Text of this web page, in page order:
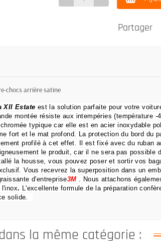
Partager
chocs arrière satine
XII Estate est la solution parfaite pour votre
montée résiste aux intempéries (température -
typique car elle est en acier inoxydable
fort et le mat profond. La protection du bord du
profilé à cet effet.
Il est fixé avec du ruban
le produit, car il ne sera pas possible
la housse, vous pouvez poser et sortir vos
Vous recevrez la superposition dans un
d'entreprise3M . Nous attachons
l'inox. L'excellente formule de la préparation
solide.
la même catégorie :